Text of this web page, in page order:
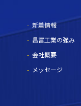
新着情報
昌富工業の強み
会社概要
メッセージ